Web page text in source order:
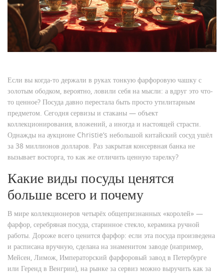
Если вы когда-то держали в руках тонкую фарфоровую чашку с
золотым ободком, вероятно, ловили себя на мысли: а вдруг это что-
то ценное? Посуда давно перестала быть просто утилитарным
предметом. Сегодня сервизы и стаканы — объект
коллекционирования, вложений, а иногда и настоящей страсти.
Однажды на аукционе Christie’s небольшой китайский сосуд ушёл
за 38 миллионов долларов. Раз закрытая консервная банка не
вызывает восторга, то как же отличить ценную тарелку?
Какие виды посуды ценятся
больше всего и почему
В мире коллекционеров четырёх общепризнанных «королей» —
фарфор, серебряная посуда, старинное стекло, керамика ручной
работы. Дороже всего ценится фарфор: если эта посуда произведена
и расписана вручную, сделана на знаменитом заводе (например,
Мейсен, Лимож, Императорский фарфоровый завод в Петербурге
или Геренд в Венгрии), на рынке за сервиз можно выручить как за